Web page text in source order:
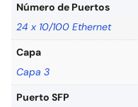
Número de Puertos
24 x 10/100 Ethernet
Capa
Capa 3
Puerto SFP